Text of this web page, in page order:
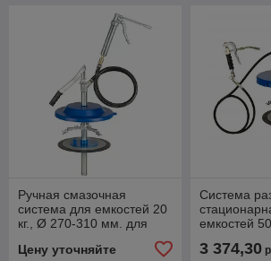
Ручная смазочная
система для емкостей 20
кг., Ø 270-310 мм. для
заполнения плунжерных
шприцов, арт. 17630
Цену уточняйте
Система
емкостей
3 374,30